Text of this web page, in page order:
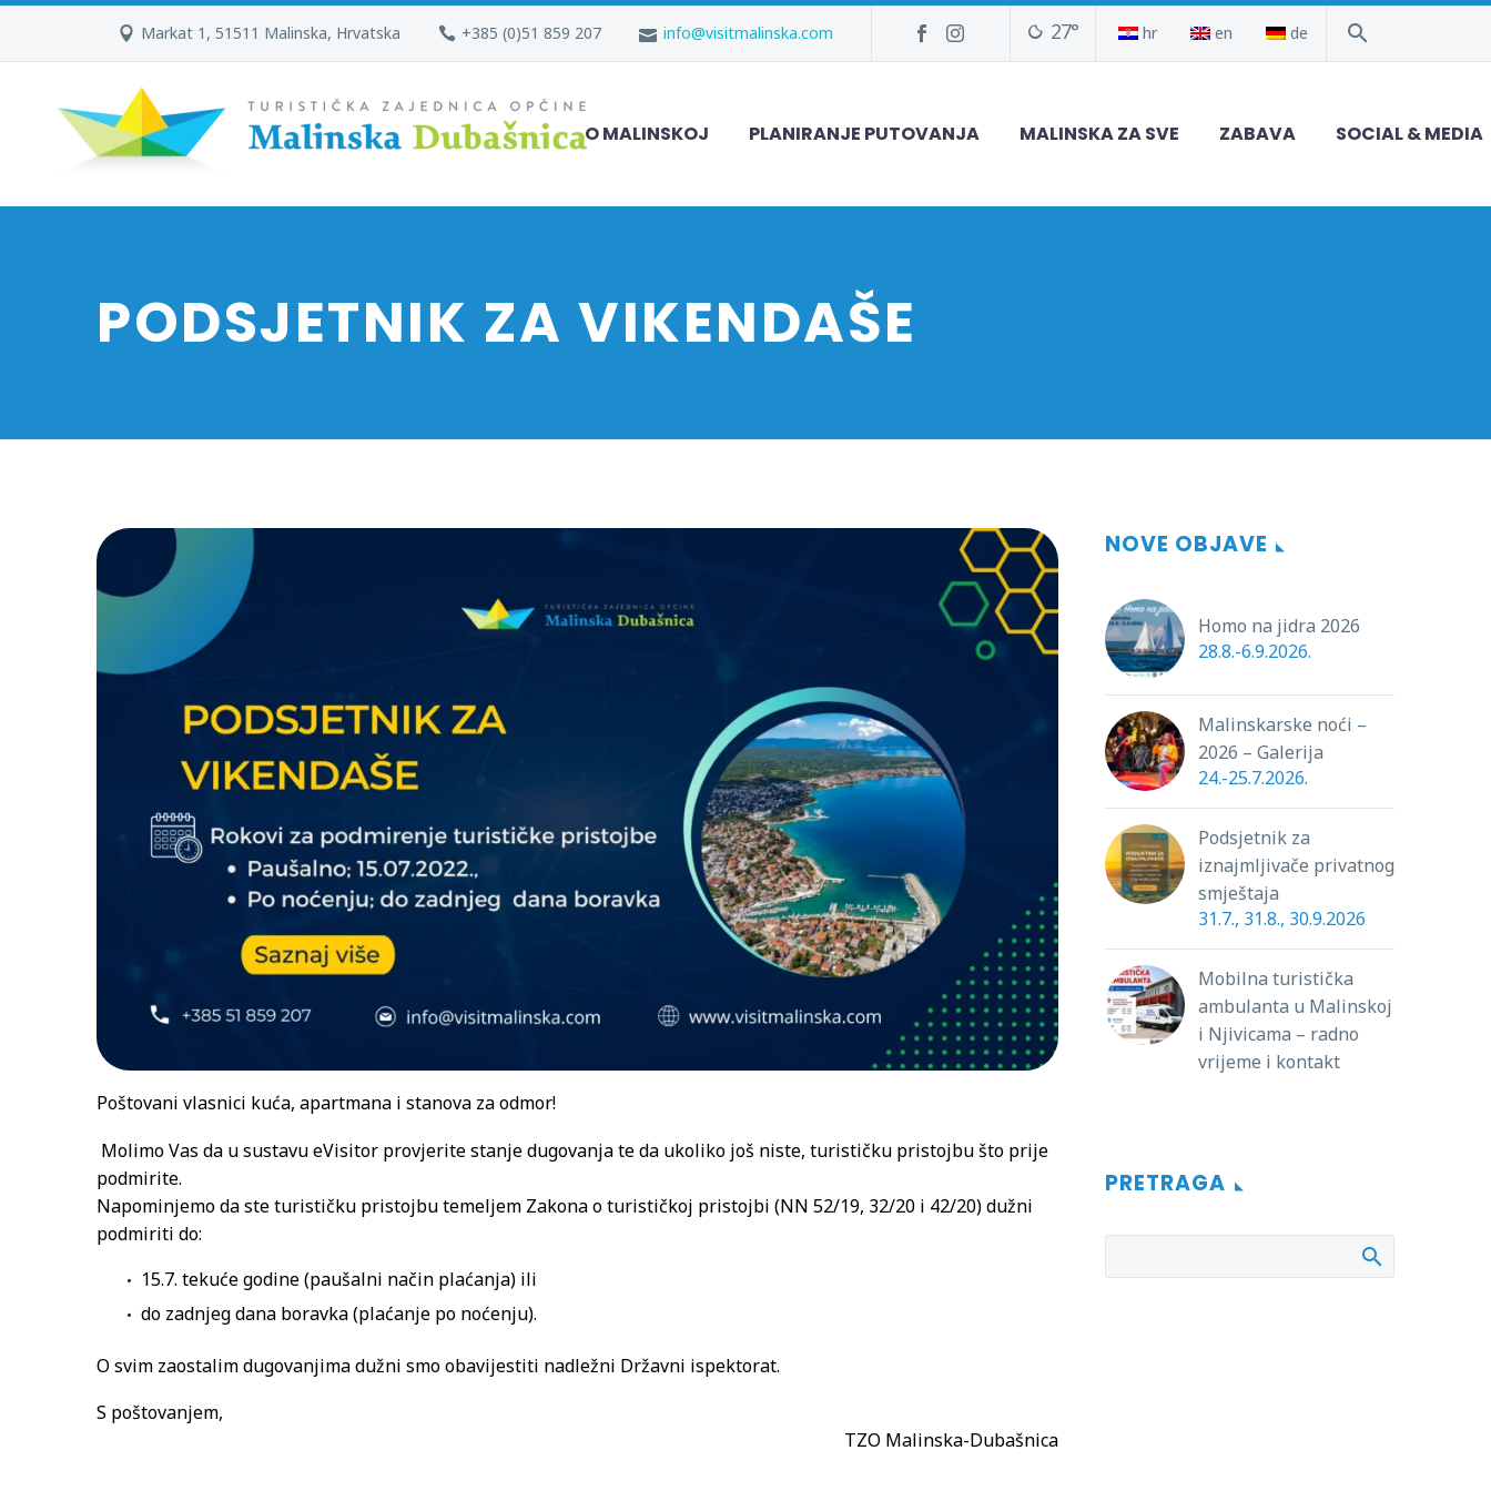
Markat 1, 51511 Malinska, Hrvatska +385 (0)51 859 207 info@visitmalinska.com 27° hr en de
O MALINSKOJ PLANIRANJE PUTOVANJA MALINSKA ZA SVE ZABAVA SOCIAL & MEDIA
PODSJETNIK ZA VIKENDAŠE
Poštovani vlasnici kuća, apartmana i stanova za odmor!
Molimo Vas da u sustavu eVisitor provjerite stanje dugovanja te da ukoliko još niste, turističku pristojbu što prije
podmirite.
Napominjemo da ste turističku pristojbu temeljem Zakona o turističkoj pristojbi (NN 52/19, 32/20 i 42/20) dužni
podmiriti do:
15.7. tekuće godine (paušalni način plaćanja) ili
do zadnjeg dana boravka (plaćanje po noćenju).
O svim zaostalim dugovanjima dužni smo obavijestiti nadležni Državni ispektorat.
S poštovanjem,
TZO Malinska-Dubašnica
NOVE OBJAVE
Homo na jidra 2026
28.8.-6.9.2026.
Malinskarske noći –
2026 – Galerija
24.-25.7.2026.
Podsjetnik za
iznajmljivače privatnog
smještaja
31.7., 31.8., 30.9.2026
Mobilna turistička
ambulanta u Malinskoj
i Njivicama – radno
vrijeme i kontakt
PRETRAGA